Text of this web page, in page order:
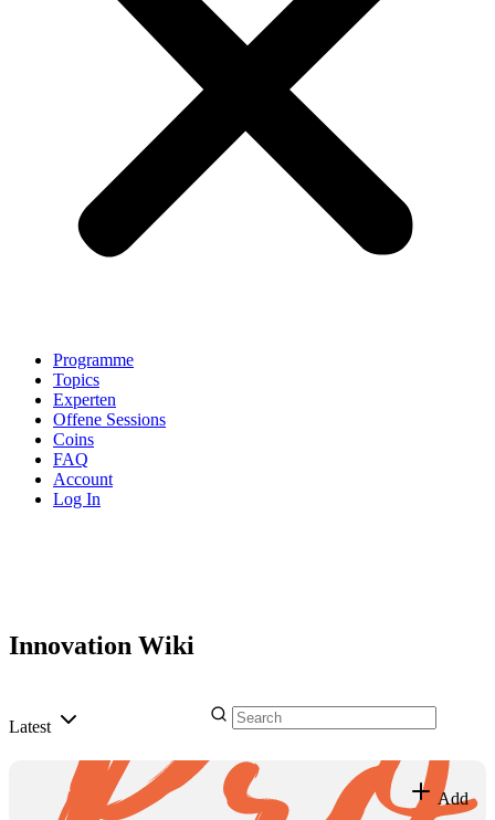
Programme
Topics
Experten
Offene Sessions
Coins
FAQ
Account
Log In
Innovation Wiki
Latest
Add